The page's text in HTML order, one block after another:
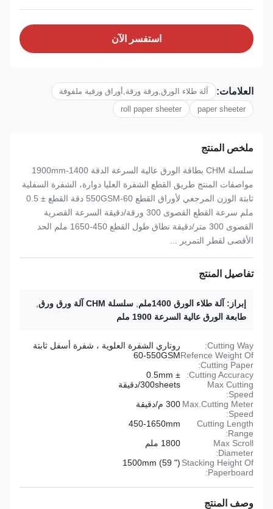
استفسر الآن
العلامات:
آلة طلاء الورق,ورقة ورقة,أوراق ورقية ملفوفة
paper sheeter
roll paper sheeter
ملخص المنتج
سلسلة CHM بطاقة الورق عالية السرعة الدقة 1400-1900mm
مواصفات المنتج طريق القطع الشفرة العليا دوارة، الشفرة السفلية
ثابتة الوزن المرجعي لأوراق القطع 60-550GSM دقة القطع ± 0.5
ملم سرعة القطع القصوى 300 ورقة/دقيقة السرعة القصرية
القصوى 300 متر/دقيقة نطاق طول القطع 450-1650 ملم الحد
الأقصى لقطر التمرير ...
تفاصيل المنتج
آلة طلاء الورق 1400ملم ,سلسلة CHM آلة ورق ورق
,
طابعة الورق عالية السرعة 1900 ملم
Cutting Way:
روتاري الشفرة العلوية ، شفرة أسفل ثابتة
Refence Weight Of
Cutting Paper:
60-550GSM
Cutting Accuracy:
± 0.5mm
Max Cutting
Speed:
300sheets/دقيقة
Max.Cutting Meter
Speed:
300 م/دقيقة
Cutting Length
Range:
450-1650mm
Max Scroll
Diameter:
Stacking Height Of
Paperboard:
1500mm (59 ")
وصف المنتج